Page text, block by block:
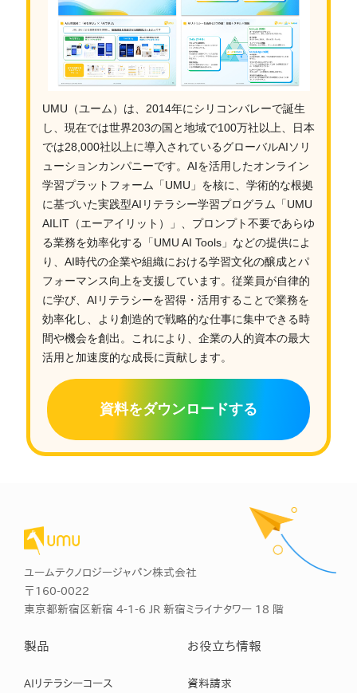
UMU（ユーム）は、2014年にシリコンバレーで誕生
し、現在では世界203の国と地域で100万社以上、日本
では28,000社以上に導入されているグローバルAIソリ
ューションカンパニーです。AIを活用したオンライン
学習プラットフォーム「UMU」を核に、学術的な根拠
に基づいた実践型AIリテラシー学習プログラム「UMU
AILIT（エーアイリット）」、プロンプト不要であらゆ
る業務を効率化する「UMU AI Tools」などの提供によ
り、AI時代の企業や組織における学習文化の醸成とパ
フォーマンス向上を支援しています。従業員が自律的
に学び、AIリテラシーを習得・活用することで業務を
効率化し、より創造的で戦略的な仕事に集中できる時
間や機会を創出。これにより、企業の人的資本の最大
活用と加速度的な成長に貢献します。
資料をダウンロードする
ユームテクノロジージャパン株式会社
〒160-0022
東京都新宿区新宿 4-1-6 JR 新宿ミライナタワー 18 階
製品
AIリテラシーコース
お役立ち情報
資料請求